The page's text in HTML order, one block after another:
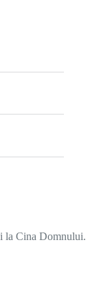
la Cina Domnului.